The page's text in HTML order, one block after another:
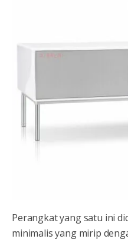
Perangkat yang satu ini
minimalis yang mirip